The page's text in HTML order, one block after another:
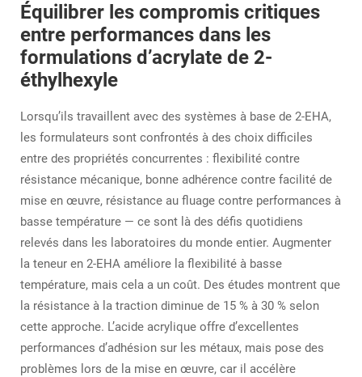
Équilibrer les compromis critiques
entre performances dans les
formulations d’acrylate de 2-
éthylhexyle
Lorsqu’ils travaillent avec des systèmes à base de 2-EHA,
les formulateurs sont confrontés à des choix difficiles
entre des propriétés concurrentes : flexibilité contre
résistance mécanique, bonne adhérence contre facilité de
mise en œuvre, résistance au fluage contre performances à
basse température — ce sont là des défis quotidiens
relevés dans les laboratoires du monde entier. Augmenter
la teneur en 2-EHA améliore la flexibilité à basse
température, mais cela a un coût. Des études montrent que
la résistance à la traction diminue de 15 % à 30 % selon
cette approche. L’acide acrylique offre d’excellentes
performances d’adhésion sur les métaux, mais pose des
problèmes lors de la mise en œuvre, car il accélère